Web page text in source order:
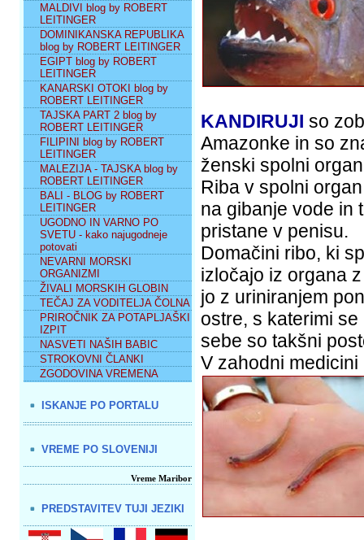
MALDIVI blog by ROBERT
LEITINGER
DOMINIKANSKA REPUBLIKA
blog by ROBERT LEITINGER
EGIPT blog by ROBERT
LEITINGER
KANARSKI OTOKI blog by
ROBERT LEITINGER
TAJSKA PART 2 blog by
ROBERT LEITINGER
FILIPINI blog by ROBERT
LEITINGER
MALEZIJA - TAJSKA blog by
ROBERT LEITINGER
BALI - BLOG by ROBERT
LEITINGER
UGODNO IN VARNO PO
SVETU - kako najugodneje
potovati
NEVARNI MORSKI
ORGANIZMI
ŽIVALI MORSKIH GLOBIN
TEČAJ ZA VODITELJA ČOLNA
PRIROČNIK ZA POTAPLJAŠKI
IZPIT
NASVETI NAŠIH BABIC
STROKOVNI ČLANKI
ZGODOVINA VREMENA
ISKANJE PO PORTALU
VREME PO SLOVENIJI
Vreme Maribor
PREDSTAVITEV TUJI JEZIKI
KANDIRUJI so
Amazonke in so
ženski spolni
Riba v spolni
na gibanje vode in
pristane v penisu.
Domačini ribo, ki
izločajo iz organa
jo z uriniranjem
ostre, s katerimi
sebe so takšni
V zahodni